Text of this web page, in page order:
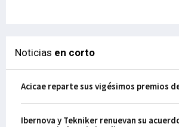
Noticias en corto
Acicae reparte sus vigésimos premios
Ibernova y Tekniker renuevan su